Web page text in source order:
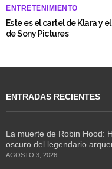
ENTRETENIMIENTO
Este es el cartel de Klara y
de Sony Pictures
ENTRADAS RECIENTES
La muerte de Robin Hood:
oscuro del legendario
AGOSTO 3, 2026